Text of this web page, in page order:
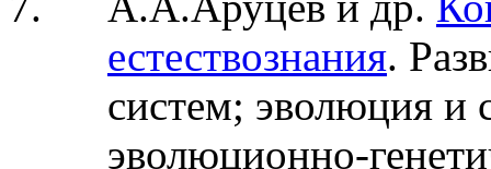
естествознания.
систем; эволюция и
эволюционно-